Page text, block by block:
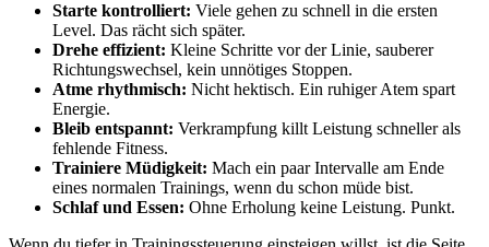
Starte kontrolliert: Viele gehen zu schnell in die ersten
Level. Das rächt sich später.
Drehe effizient: Kleine Schritte vor der Linie, sauberer
Richtungswechsel, kein unnötiges Stoppen.
Atme rhythmisch: Nicht hektisch. Ein ruhiger Atem spart
Energie.
Bleib entspannt: Verkrampfung killt Leistung schneller als
fehlende Fitness.
Trainiere Müdigkeit: Mach ein paar Intervalle am Ende
eines normalen Trainings, wenn du schon müde bist.
Schlaf und Essen: Ohne Erholung keine Leistung. Punkt.